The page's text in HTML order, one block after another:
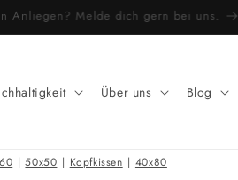
Anliegen? Melde dich gern bei uns.
Über uns Blog
| 50x50 | Kopfkissen | 40x80